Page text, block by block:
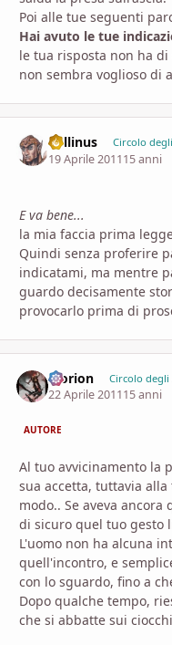
Poi alle tue seguenti
Hai avuto le tue
le tua risposta non ha
non sembra voglioso di
Lollinus Circolo
19 Aprile 201115 anni
E va bene...
la mia faccia prima
Quindi senza proferire
indicatami, ma mentre
guardo decisamente
provocarlo prima di
Morion Circolo degli
22 Aprile 201115 anni
AUTORE
Al tuo avvicinamento la
sua accetta, tuttavia
modo.. Se aveva
di sicuro quel tuo gesto
L'uomo non ha alcuna
quell'incontro, e
con lo sguardo, fino a
Dopo qualche tempo,
che si abbatte sui